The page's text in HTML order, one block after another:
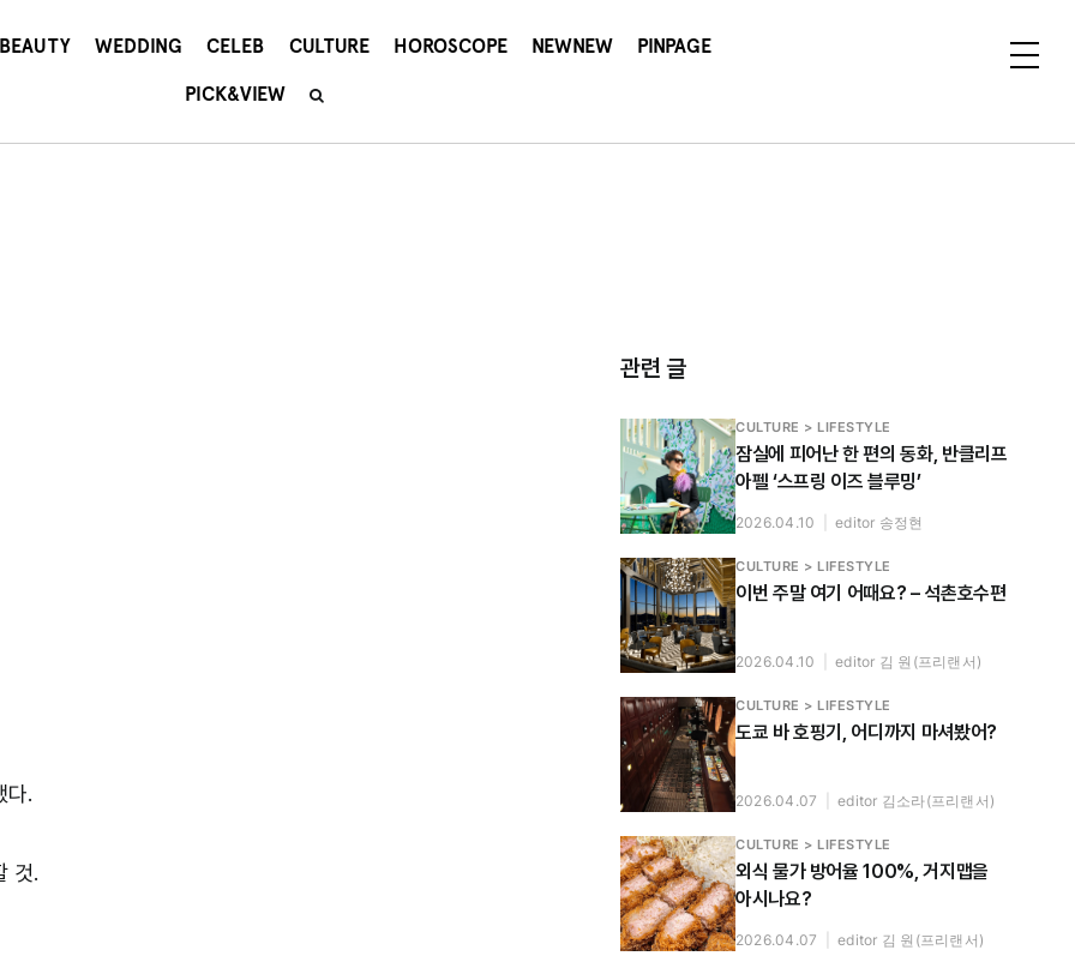
BEAUTY WEDDING CELEB CULTURE HOROSCOPE NEWNEW PINPAGE
PICK&VIEW
다.
것.
관련 글
CULTURE > LIFESTYLE
잠실에 피어난 한 편의 동화, 반클리프
아펠 ‘스프링 이즈 블루밍’
2026.04.10 editor 송정현
CULTURE > LIFESTYLE
이번 주말 여기 어때요? – 석촌호수편
2026.04.10 editor 김 원(프리랜서)
CULTURE > LIFESTYLE
도쿄 바 호핑기, 어디까지 마셔봤어?
2026.04.07 editor 김소라(프리랜서)
CULTURE > LIFESTYLE
외식 물가 방어율 100%, 거지맵을
아시나요?
2026.04.07 editor 김 원(프리랜서)